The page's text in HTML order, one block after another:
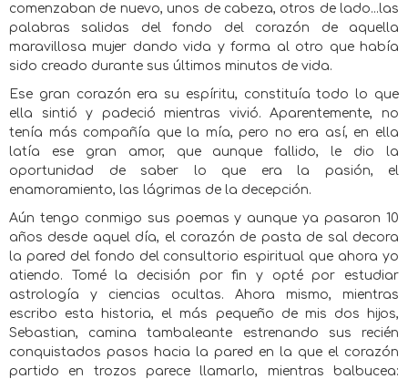
comenzaban de nuevo, unos de cabeza, otros de lado...las
palabras salidas del fondo del corazón de aquella
maravillosa mujer dando vida y forma al otro que había
sido creado durante sus últimos minutos de vida.
Ese gran corazón era su espíritu, constituía todo lo que
ella sintió y padeció mientras vivió. Aparentemente, no
tenía más compañía que la mía, pero no era así, en ella
latía ese gran amor, que aunque fallido, le dio la
oportunidad de saber lo que era la pasión, el
enamoramiento, las lágrimas de la decepción.
Aún tengo conmigo sus poemas y aunque ya pasaron 10
años desde aquel día, el corazón de pasta de sal decora
la pared del fondo del consultorio espiritual que ahora yo
atiendo. Tomé la decisión por fin y opté por estudiar
astrología y ciencias ocultas. Ahora mismo, mientras
escribo esta historia, el más pequeño de mis dos hijos,
Sebastian, camina tambaleante estrenando sus recién
conquistados pasos hacia la pared en la que el corazón
partido en trozos parece llamarlo, mientras balbucea: